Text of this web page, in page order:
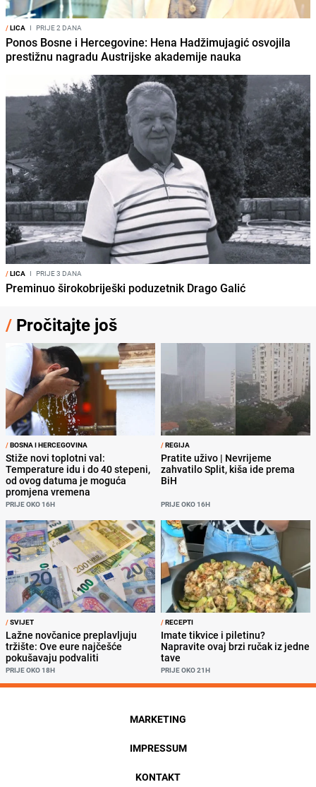
/LICA I PRIJE 2 DANA
Ponos Bosne i Hercegovine: Hena Hadžimujagić osvojila
prestižnu nagradu Austrijske akademije nauka
/LICA I PRIJE 3 DANA
Preminuo širokobriješki poduzetnik Drago Galić
/ Pročitajte još
/BOSNA I HERCEGOVINA
Stiže novi toplotni val:
Temperature idu i do 40 stepeni,
od ovog datuma je moguća
promjena vremena
PRIJE OKO 16H
/REGIJA
Pratite uživo | Nevrijeme
zahvatilo Split, kiša ide prema
BiH
PRIJE OKO 16H
/SVIJET
Lažne novčanice preplavljuju
tržište: Ove eure najčešće
pokušavaju podvaliti
PRIJE OKO 18H
/RECEPTI
Imate tikvice i piletinu?
Napravite ovaj brzi ručak iz jedne
tave
PRIJE OKO 21H
MARKETING
IMPRESSUM
KONTAKT